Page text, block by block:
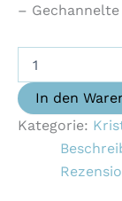
–
In den
Kategorie: